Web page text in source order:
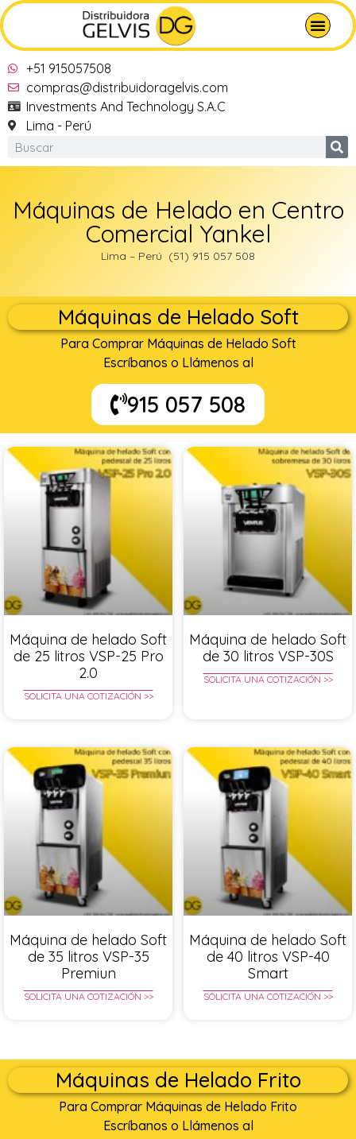
+51 915057508
compras@distribuidoragelvis.com
Investments And Technology S.A.C
Lima - Perú
Máquinas de Helado en Centro
Comercial Yankel
Lima – Perú (51) 915 057 508
Máquinas de Helado Soft
Para Comprar Máquinas de Helado Soft
Escríbanos o Llámenos al
915 057 508
Máquina de helado Soft
de 25 litros VSP-25 Pro
2.0
SOLICITA UNA COTIZACIÓN >>
Máquina de helado Soft
de 30 litros VSP-30S
SOLICITA UNA COTIZACIÓN >>
Máquina de helado Soft
de 35 litros VSP-35
Premiun
SOLICITA UNA COTIZACIÓN >>
Máquina de helado Soft
de 40 litros VSP-40
Smart
SOLICITA UNA COTIZACIÓN >>
Máquinas de Helado Frito
Para Comprar Máquinas de Helado Frito
Escríbanos o Llámenos al